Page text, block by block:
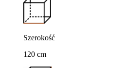
Szerokość
120 cm